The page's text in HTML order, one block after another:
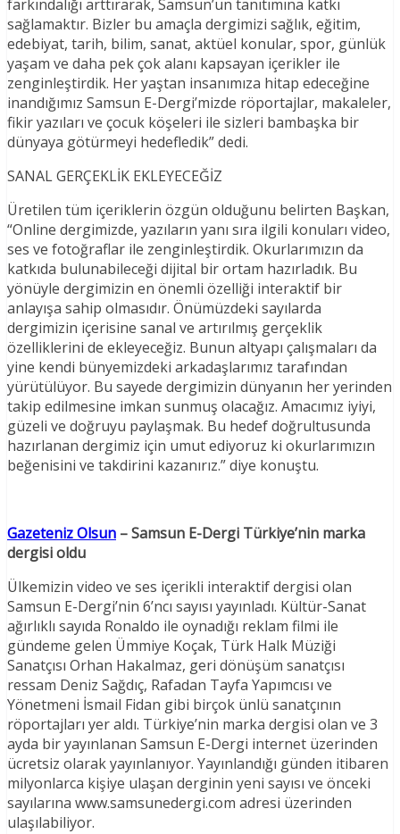
farkındalığı arttırarak, Samsun’un tanıtımına katkı
sağlamaktır. Bizler bu amaçla dergimizi sağlık, eğitim,
edebiyat, tarih, bilim, sanat, aktüel konular, spor, günlük
yaşam ve daha pek çok alanı kapsayan içerikler ile
zenginleştirdik. Her yaştan insanımıza hitap edeceğine
inandığımız Samsun E-Dergi’mizde röportajlar, makaleler,
fikir yazıları ve çocuk köşeleri ile sizleri bambaşka bir
dünyaya götürmeyi hedefledik” dedi.
SANAL GERÇEKLİK EKLEYECEĞİZ
Üretilen tüm içeriklerin özgün olduğunu belirten Başkan,
“Online dergimizde, yazıların yanı sıra ilgili konuları video,
ses ve fotoğraflar ile zenginleştirdik. Okurlarımızın da
katkıda bulunabileceği dijital bir ortam hazırladık. Bu
yönüyle dergimizin en önemli özelliği interaktif bir
anlayışa sahip olmasıdır. Önümüzdeki sayılarda
dergimizin içerisine sanal ve artırılmış gerçeklik
özelliklerini de ekleyeceğiz. Bunun altyapı çalışmaları da
yine kendi bünyemizdeki arkadaşlarımız tarafından
yürütülüyor. Bu sayede dergimizin dünyanın her yerinden
takip edilmesine imkan sunmuş olacağız. Amacımız iyiyi,
güzeli ve doğruyu paylaşmak. Bu hedef doğrultusunda
hazırlanan dergimiz için umut ediyoruz ki okurlarımızın
beğenisini ve takdirini kazanırız.” diye konuştu.
Gazeteniz Olsun – Samsun E-Dergi Türkiye’nin marka
dergisi oldu
Ülkemizin video ve ses içerikli interaktif dergisi olan
Samsun E-Dergi’nin 6’ncı sayısı yayınladı. Kültür-Sanat
ağırlıklı sayıda Ronaldo ile oynadığı reklam filmi ile
gündeme gelen Ümmiye Koçak, Türk Halk Müziği
Sanatçısı Orhan Hakalmaz, geri dönüşüm sanatçısı
ressam Deniz Sağdıç, Rafadan Tayfa Yapımcısı ve
Yönetmeni İsmail Fidan gibi birçok ünlü sanatçının
röportajları yer aldı. Türkiye’nin marka dergisi olan ve 3
ayda bir yayınlanan Samsun E-Dergi internet üzerinden
ücretsiz olarak yayınlanıyor. Yayınlandığı günden itibaren
milyonlarca kişiye ulaşan derginin yeni sayısı ve önceki
sayılarına www.samsunedergi.com adresi üzerinden
ulaşılabiliyor.